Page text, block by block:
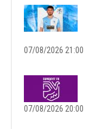
07/08/2026 21:00
07/08/2026 20:00